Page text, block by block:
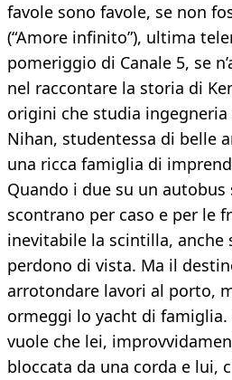
favole sono favole, se non
(“Amore infinito”), ultima
pomeriggio di Canale 5, se
nel raccontare la storia di
origini che studia
Nihan, studentessa di belle
una ricca famiglia di
Quando i due su un autobus
scontrano per caso e per le
inevitabile la scintilla, anche
perdono di vista. Ma il
arrotondare lavori al porto,
ormeggi lo yacht di famiglia.
vuole che lei,
bloccata da una corda e lui,